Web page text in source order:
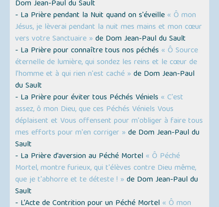
Dom Jean-Paul du Sault
- La Prière pendant la Nuit quand on s'éveille « Ô mon
Jésus, je lèverai pendant la nuit mes mains et mon cœur
vers votre Sanctuaire » de Dom Jean-Paul du Sault
- La Prière pour connaître tous nos péchés « Ô Source
éternelle de lumière, qui sondez les reins et le cœur de
l’homme et à qui rien n'est caché » de Dom Jean-Paul
du Sault
- La Prière pour éviter tous Péchés Véniels « C'est
assez, ô mon Dieu, que ces Péchés Véniels Vous
déplaisent et Vous offensent pour m'obliger à faire tous
mes efforts pour m'en corriger » de Dom Jean-Paul du
Sault
- La Prière d’aversion au Péché Mortel « Ô Péché
Mortel, montre furieux, qui t'élèves contre Dieu même,
que je t'abhorre et te déteste ! » de Dom Jean-Paul du
Sault
- L’Acte de Contrition pour un Péché Mortel « Ô mon